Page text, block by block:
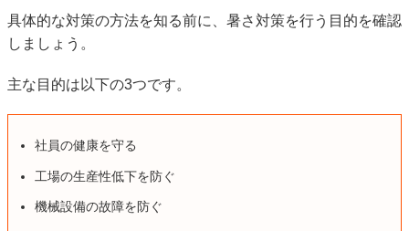
具体的な対策の方法を知る前に、暑さ対策を行う目的を確認
しましょう。
主な目的は以下の3つです。
社員の健康を守る
工場の生産性低下を防ぐ
機械設備の故障を防ぐ